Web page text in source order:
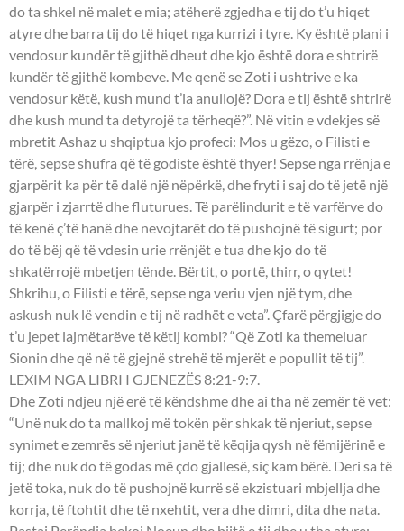
do ta shkel në malet e mia; atëherë zgjedha e tij do t’u hiqet
atyre dhe barra tij do të hiqet nga kurrizi i tyre. Ky është plani i
vendosur kundër të gjithë dheut dhe kjo është dora e shtrirë
kundër të gjithë kombeve. Me qenë se Zoti i ushtrive e ka
vendosur këtë, kush mund t’ia anullojë? Dora e tij është shtrirë
dhe kush mund ta detyrojë ta tërheqë?”. Në vitin e vdekjes së
mbretit Ashaz u shqiptua kjo profeci: Mos u gëzo, o Filisti e
tërë, sepse shufra që të godiste është thyer! Sepse nga rrënja e
gjarpërit ka për të dalë një nëpërkë, dhe fryti i saj do të jetë një
gjarpër i zjarrtë dhe fluturues. Të parëlindurit e të varfërve do
të kenë ç’të hanë dhe nevojtarët do të pushojnë të sigurt; por
do të bëj që të vdesin urie rrënjët e tua dhe kjo do të
shkatërrojë mbetjen tënde. Bërtit, o portë, thirr, o qytet!
Shkrihu, o Filisti e tërë, sepse nga veriu vjen një tym, dhe
askush nuk lë vendin e tij në radhët e veta”. Çfarë përgjigje do
t’u jepet lajmëtarëve të këtij kombi? “Që Zoti ka themeluar
Sionin dhe që në të gjejnë strehë të mjerët e popullit të tij”.
LEXIM NGA LIBRI I GJENEZËS 8:21-9:7.
Dhe Zoti ndjeu një erë të këndshme dhe ai tha në zemër të vet:
“Unë nuk do ta mallkoj më tokën për shkak të njeriut, sepse
synimet e zemrës së njeriut janë të këqija qysh në fëmijërinë e
tij; dhe nuk do të godas më çdo gjallesë, siç kam bërë. Deri sa të
jetë toka, nuk do të pushojnë kurrë së ekzistuari mbjellja dhe
korrja, të ftohtit dhe të nxehtit, vera dhe dimri, dita dhe nata.